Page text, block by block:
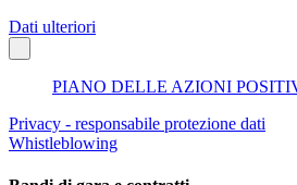
Dati ulteriori
PIANO DELLE AZIONI
Privacy - responsabile protezione dati
Whistleblowing